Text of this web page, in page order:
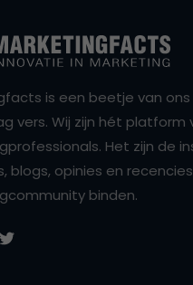
is een beetje van ons
vers. Wij zijn hét platform
Het zijn de
blogs, opinies en
binden.